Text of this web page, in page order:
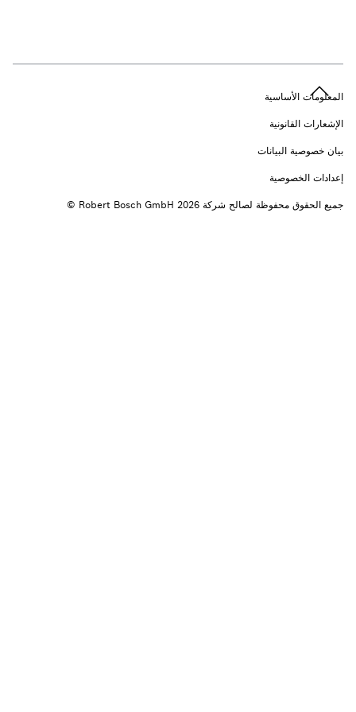
المعلومات الأساسية
الإشعارات القانونية
بيان خصوصية البيانات
إعدادات الخصوصية
جميع الحقوق محفوظة لصالح شركة 2026 ‎© Robert Bosch GmbH